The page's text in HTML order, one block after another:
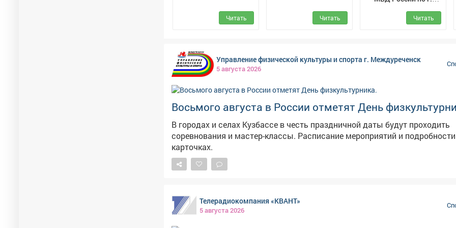
Читать Читать
Междуреченск
Читать
Управление физической культуры и спорта г. Междуреченск
5 августа 2026
Восьмого августа в России отметят День
В городах и селах Кузбассе в честь праздничной даты будут проходить
соревнования и мастер-классы. Расписание мероприятий и подробности - в наших
карточках.
Телерадиокомпания «КВАНТ»
5 августа 2026